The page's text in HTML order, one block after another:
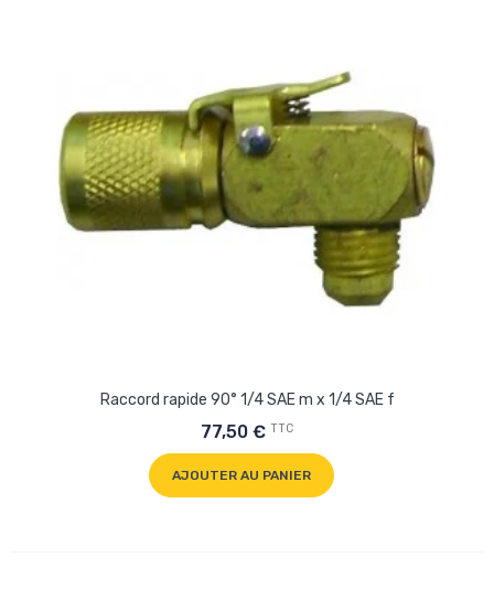
Raccord rapide 90° 1/4 SAE m x 1/4 SAE f
77,50 € TTC
AJOUTER AU PANIER